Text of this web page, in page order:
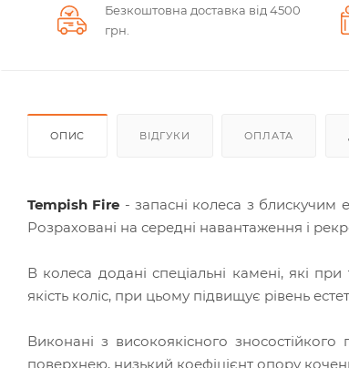
Безкоштовна доставка від 4500
грн.
ОПИС ВІДГУКИ ОПЛАТА
Tempish Fire - запасні колеса з блискучим
Розраховані на середні навантаження і
В колеса додані спеціальні камені, які
якість коліс, при цьому підвищує рівень
Виконані з високоякісного
поверхнею, низький коефіцієнт опору